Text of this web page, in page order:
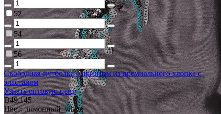
52
54
56
Свободная футболка с принтом из премиального хлопка с
эластаном
Узнать оптовую цену
D49.145
Цвет: лимонный_vilatte